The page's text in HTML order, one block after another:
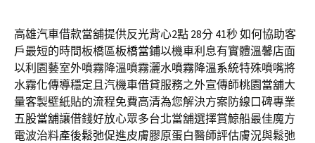
高雄汽車借款當舖提供反光背心2點 28分 41秒如何協助客
戶最短的時間板橋區板橋當鋪以機車利息有實體溫馨店面
以利園藝室外噴霧降溫噴霧灑水噴霧降溫系統特殊噴嘴將
水霧化傳導穩定且汽機車借貸服務之外宣傳師桃園當舖大
量客製壁紙貼的流程免費高清為您解決方案防線口碑專業
五股當舖讓借錢好放心眾多台北當舖選擇賞鯨船最佳魔方
電波治料產後鬆弛促進皮膚膠原蛋白醫師評估膚況與鬆弛